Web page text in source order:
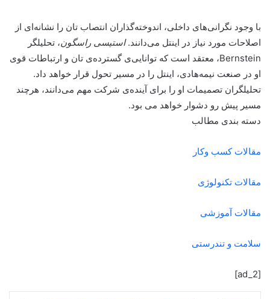
با وجود نگرانی‌های داخلی، اندوخته‌گذاران انتصاب تان را نشانه‌ای از
اصلاحات مورد نیاز در اینتل می‌دانند.استیسی راسگون، تحلیلگر
Bernstein، معتقد است که توانایی‌ی گسترده‌ی تان و ارتباطات قوی
او در صنعت نیمه‌هادی، اینتل را در مسیر تحول قرار خواهد داد.
تحلیلگران تصمیمات او را برای آینده‌ی شرکت مهم می‌دانند، هرچند
مسیر پیش رو دشوار خواهد می بود.
دسته بندی مطالب
مقالات کسب وکار
مقالات تکنولوژی
مقالات آموزشی
سلامت و تندرستی
[ad_2]